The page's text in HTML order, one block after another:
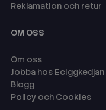
Reklamation och retur
OM OSS
Om oss
Jobba hos Eciggkedjan
Blogg
Policy och Cookies